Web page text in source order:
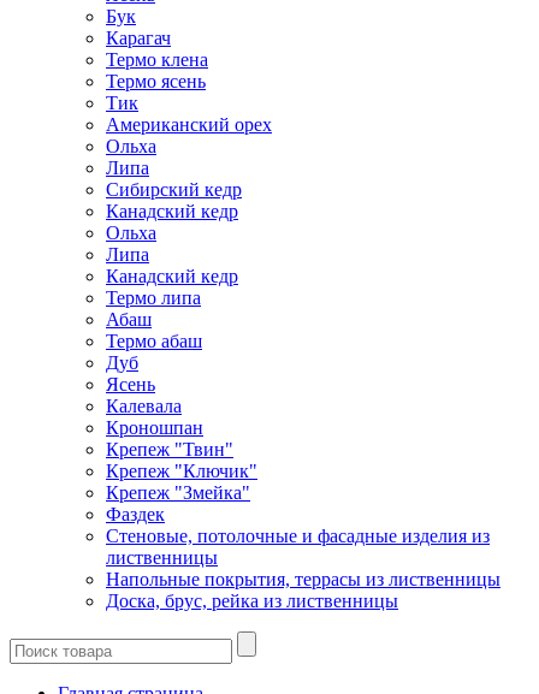
Бук
Карагач
Термо клена
Термо ясень
Тик
Американский орех
Ольха
Липа
Сибирский кедр
Канадский кедр
Ольха
Липа
Канадский кедр
Термо липа
Абаш
Термо абаш
Дуб
Ясень
Калевала
Кроношпан
Крепеж "Твин"
Крепеж "Ключик"
Крепеж "Змейка"
Фаздек
Стеновые, потолочные и фасадные изделия из
лиственницы
Напольные покрытия, террасы из лиственницы
Доска, брус, рейка из лиственницы